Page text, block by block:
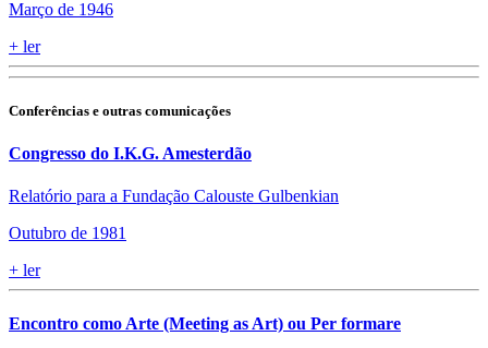
Março de 1946
+ ler
Conferências e outras comunicações
Congresso do I.K.G. Amesterdão
Relatório para a Fundação Calouste Gulbenkian
Outubro de 1981
+ ler
Encontro como Arte (Meeting as Art) ou Per formare